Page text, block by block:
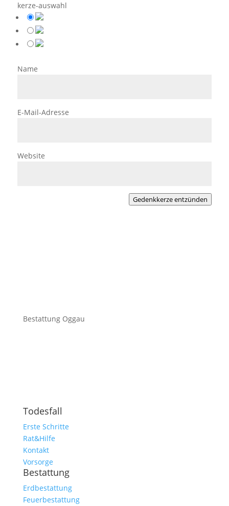
kerze-auswahl
Name
E-Mail-Adresse
Website
Gedenkkerze entzünden
Bestattung Oggau
Todesfall
Erste Schritte
Rat&Hilfe
Kontakt
Vorsorge
Bestattung
Erdbestattung
Feuerbestattung